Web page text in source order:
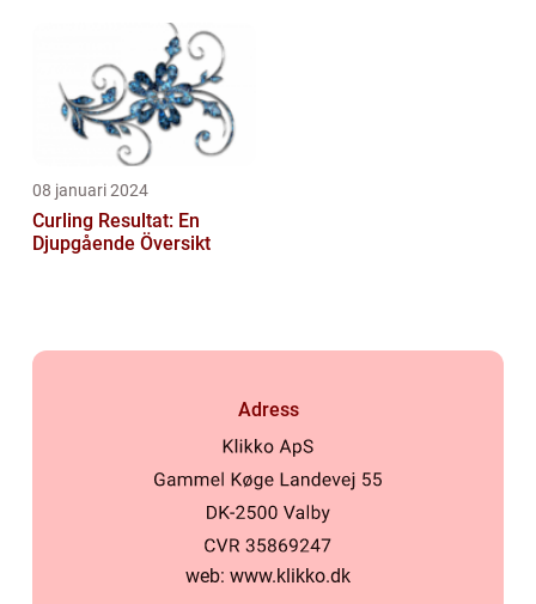
08 januari 2024
Curling Resultat: En
Djupgående Översikt
Adress
web: www.klikko.dk